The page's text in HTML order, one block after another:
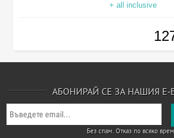
+ all inclusive
АБОНИРАЙ СЕ ЗА НАШИЯ
Без спам. Отказ по всяко